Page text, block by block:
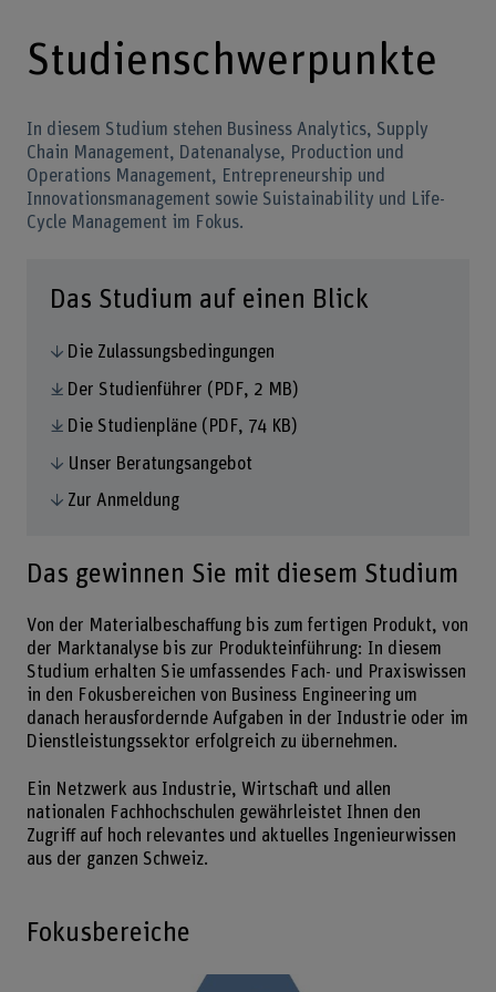
Studienschwerpunkte
In diesem Studium stehen Business Analytics, Supply
Chain Management, Datenanalyse, Production und
Operations Management, Entrepreneurship und
Innovationsmanagement sowie Suistainability und Life-
Cycle Management im Fokus.
Das gewinnen Sie mit diesem Studium
Von der Materialbeschaffung bis zum fertigen Produkt, von
der Marktanalyse bis zur Produkteinführung: In diesem
Studium erhalten Sie umfassendes Fach- und Praxiswissen
in den Fokusbereichen von Business Engineering um
danach herausfordernde Aufgaben in der Industrie oder im
Dienstleistungssektor erfolgreich zu übernehmen.
Ein Netzwerk aus Industrie, Wirtschaft und allen
nationalen Fachhochschulen gewährleistet Ihnen den
Zugriff auf hoch relevantes und aktuelles Ingenieurwissen
aus der ganzen Schweiz.
Das Studium auf einen Blick
Die Zulassungsbedingungen
Der Studienführer (PDF, 2 MB)
Die Studienpläne (PDF, 74 KB)
Unser Beratungsangebot
Zur Anmeldung
Fokusbereiche